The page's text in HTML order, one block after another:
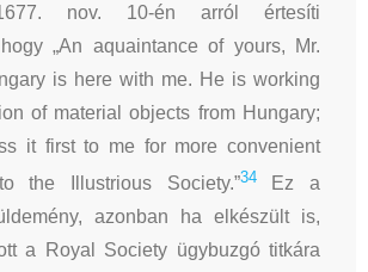
nov. 10-én arról értesíti
„An aquaintance of yours, Mr.
is here with me. He is working
of material objects from Hungary;
it first to me for more convenient
the Illustrious Society.”34Ez a
azonban ha elkészült is,
a Royal Society ügybuzgó titkára